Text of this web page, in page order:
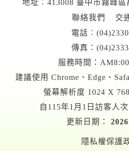
地址︰413008 臺中市霧峰
聯絡我們
交
電話︰
傳真：
服務時間：
建議使用 Chrome、Edge、
螢幕解析度 1024 X
自115年1月1日訪客人次
更新日期：
隱私權保護